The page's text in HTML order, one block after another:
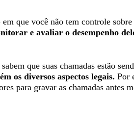
que você não tem controle sobre
e avaliar o desempenho
que suas chamadas estão
os diversos aspectos legais. Por
para gravar as chamadas antes